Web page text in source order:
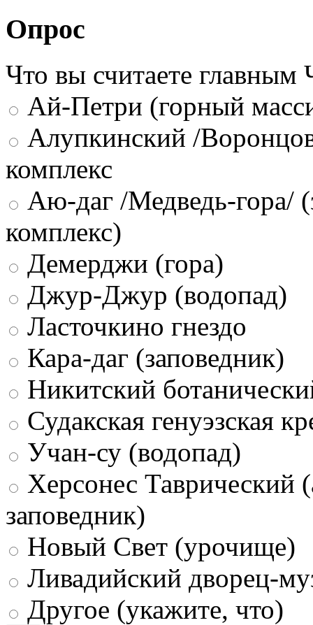
Опрос
Что вы считаете
Ай-Петри (горный
Алупкинский /
комплекс
Аю-даг /Медведь-гора/
комплекс)
Демерджи (гора)
Джур-Джур (водопад)
Ласточкино гнездо
Кара-даг (заповедник)
Никитский
Судакская генуэзская
Учан-су (водопад)
Херсонес Таврический
заповедник)
Новый Свет (урочище)
Ливадийский дворец-
Другое (укажите, что)